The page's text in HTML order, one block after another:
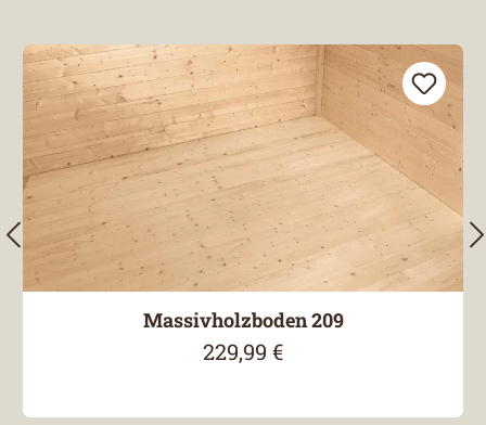
Massivholzboden 209
Regulärer Preis:
229,99 €